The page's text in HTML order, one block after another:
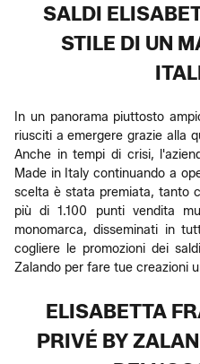
SALDI
STILE DI UN
In un panorama piuttosto
riusciti a emergere grazie alla
Anche in tempi di crisi,
Made in Italy continuando a
scelta è stata premiata, tanto
più di 1.100 punti vendita
monomarca, disseminati in
cogliere le promozioni dei
Zalando per fare tue creazioni
ELISABETTA
PRIVÉ BY